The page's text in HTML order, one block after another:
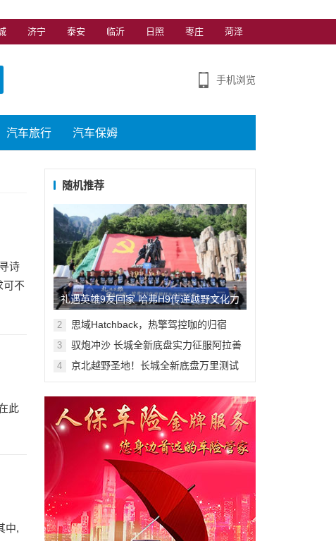
济宁 泰安 临沂 日照 枣庄 菏泽
手机浏览
汽车旅行 汽车保姆
诗
可不
此
中,
随机推荐
礼遇英雄9友回家 哈弗H9传递越野文化力
量
2 思域Hatchback，热擎驾控咖的归宿
3 驭炮冲沙 长城全新底盘实力征服阿拉善
4
京北越野圣地！长城全新底盘万里测试